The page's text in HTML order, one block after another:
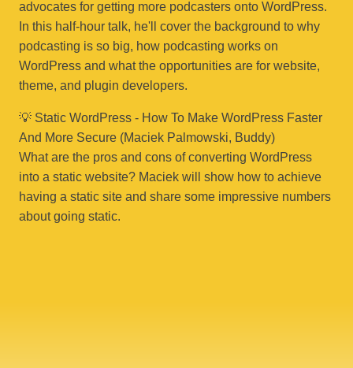
advocates for getting more podcasters onto WordPress.
In this half-hour talk, he'll cover the background to why
podcasting is so big, how podcasting works on
WordPress and what the opportunities are for website,
theme, and plugin developers.
💡 Static WordPress - How To Make WordPress Faster
And More Secure (Maciek Palmowski, Buddy)
What are the pros and cons of converting WordPress
into a static website? Maciek will show how to achieve
having a static site and share some impressive numbers
about going static.